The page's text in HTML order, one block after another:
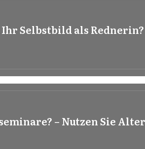
Ihr Selbstbild als Rednerin?
– Nutzen Sie